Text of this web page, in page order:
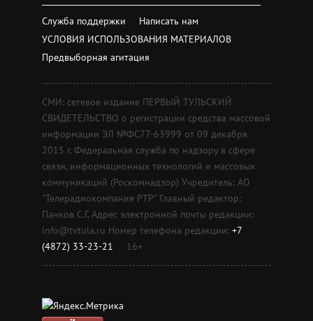
Служба поддержки
Написать нам
УСЛОВИЯ ИСПОЛЬЗОВАНИЯ МАТЕРИАЛОВ
Предвыборная агитация
СМИ: сетевое издание ПЕРВЫЙ ТУЛЬСКИЙ
СВИДЕТЕЛЬСТВО о регистрации средства массовой
информации ЭЛ №ФС77-63999 от 09 декабря
2015 г. Федеральная служба по надзору в сфере
связи, информационных технологий и массовых
коммуникаций (Роскомнадзор) Учредитель: АО
"Телерадиокомпания РТР" Главный редактор:
Панков С.Г. Адрес электронной почты редакции:
info@tvtula.ru Номер телефона редакции: +7
(4872) 33-23-21
16+